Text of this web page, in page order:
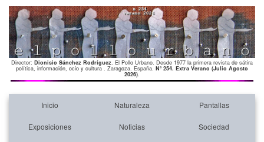
Director: Dionisio Sánchez Rodríguez. El Pollo Urbano. Desde 1977 la primera revista de sátira
política, información, ocio y cultura . Zaragoza. España. Nº 254. Extra Verano (Julio Agosto
2026).
Inicio Naturaleza Pantallas
Exposiciones Noticias Sociedad